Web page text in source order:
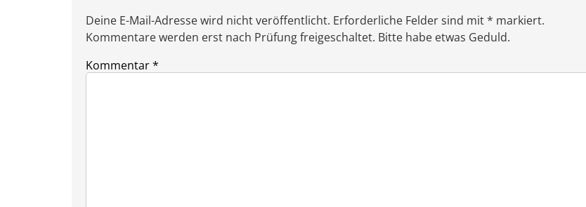
Deine E-Mail-Adresse wird nicht veröffentlicht. Erforderliche Felder sind mit * markiert.
Kommentare werden erst nach Prüfung freigeschaltet. Bitte habe etwas Geduld.
Kommentar*